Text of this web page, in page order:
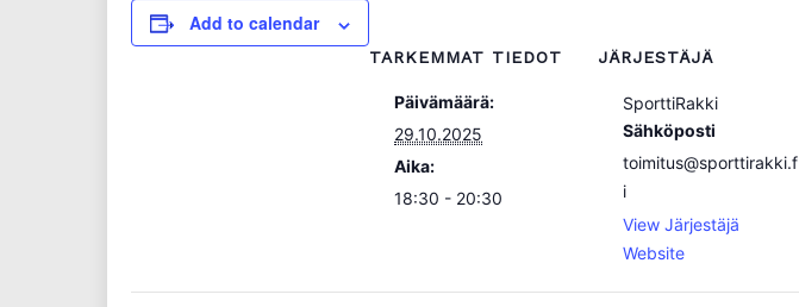
Add to calendar
TARKEMMAT TIEDOT
Päivämäärä:
29.10.2025
Aika:
18:30 - 20:30
JÄRJESTÄJÄ
SporttiRakki
Sähköposti
toimitus@sporttirakki.f
i
View Järjestäjä
Website